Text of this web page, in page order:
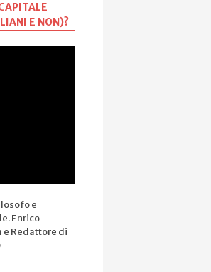
E NON)?
e
Enrico
Redattore di